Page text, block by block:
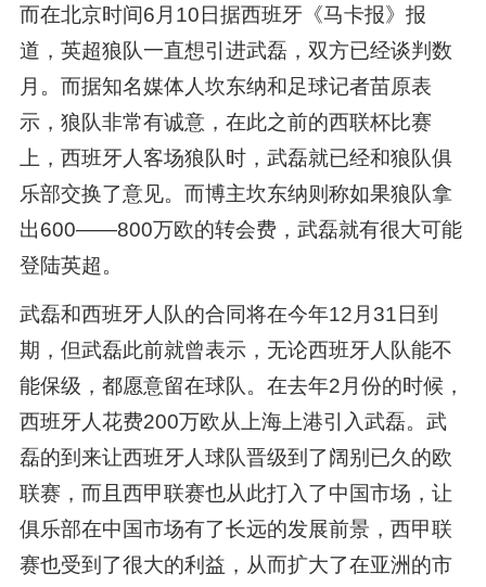
而在北京时间6月10日据西班牙《马卡报》报
道，英超狼队一直想引进武磊，双方已经谈判数
月。而据知名媒体人坎东纳和足球记者苗原表
示，狼队非常有诚意，在此之前的西联杯比赛
上，西班牙人客场狼队时，武磊就已经和狼队俱
乐部交换了意见。而博主坎东纳则称如果狼队拿
出600——800万欧的转会费，武磊就有很大可能
登陆英超。
武磊和西班牙人队的合同将在今年12月31日到
期，但武磊此前就曾表示，无论西班牙人队能不
能保级，都愿意留在球队。在去年2月份的时候，
西班牙人花费200万欧从上海上港引入武磊。武
磊的到来让西班牙人球队晋级到了阔别已久的欧
联赛，而且西甲联赛也从此打入了中国市场，让
俱乐部在中国市场有了长远的发展前景，西甲联
赛也受到了很大的利益，从而扩大了在亚洲的市